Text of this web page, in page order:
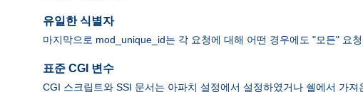
유일한 식별자
마지막으로 mod_unique_id는 각 요청에 대해 어떤 경우에도 "모든" 요
표준 CGI 변수
CGI 스크립트와 SSI 문서는 아파치 설정에서 설정하였거나 쉘에서 가져